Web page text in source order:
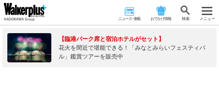
ニュース･連載 おでかけ情報 検 索 メニュー
【臨港パーク席と宿泊ホテルがセット】
花火を間近で堪能できる！「みなとみらいフェスティバ
ル」鑑賞ツアーを販売中